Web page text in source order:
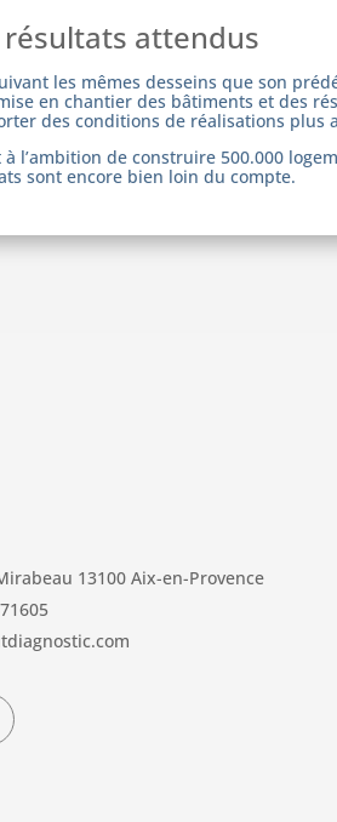
résultats attendus
les mêmes desseins que son
en chantier des bâtiments et des
des conditions de réalisations plus
à l’ambition de construire 500.000
sont encore bien loin du compte.
13100 Aix-en-Provence